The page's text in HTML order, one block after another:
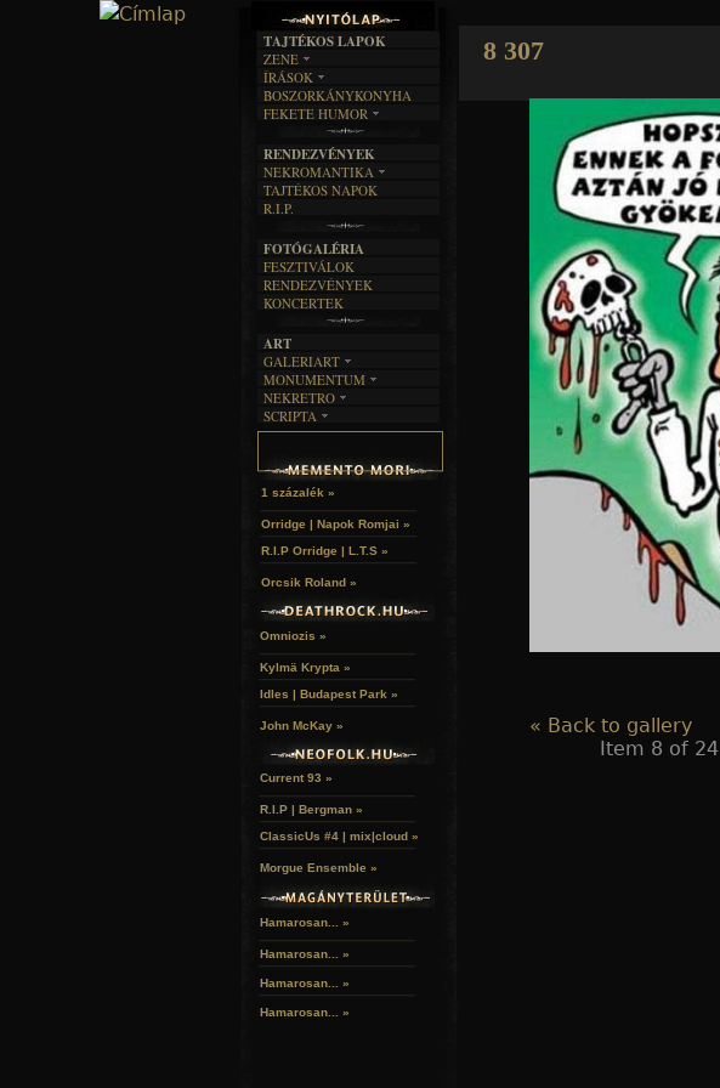
8 307
« Back to gallery
Item 8 of 24
TAJTÉKOS LAPOK
ZENE
EGYÜTTESEK
INTERJÚK
FORDÍTÁSOK
DALSZÖVEGEK
ÍRÁSOK
IRODALOM
FILM
MŰVÉSZET
ÍRÁSTÖRTÉNET
BOSZORKÁNYKONYHA
FEKETE HUMOR
SZÖVEGES
RENDEZVÉNYEK
NEKROMANTIKA
AKTUÁLIS
A MÚLT
TAJTÉKOS NAPOK
R.I.P.
FOTÓGALÉRIA
FESZTIVÁLOK
RENDEZVÉNYEK
KONCERTEK
ART
GALERIART
ARTGALERI
KÉPREGÉNYEK
LAKÁSKULTS
MONUMENTUM
TEMETŐK
TEMPLOMOK
HELYEK
NEKRETRO
SZUBKULT
RELIKVIÁK
SCRIPTA
NOVELLÁK
HALÁLTÁNC
1 százalék »
Orridge | Napok Romjai »
R.I.P Orridge | L.T.S »
Orcsik Roland »
Omniozis »
Kylmä Krypta »
Idles | Budapest Park »
John McKay »
Current 93 »
R.I.P | Bergman »
ClassicUs #4 | mix|cloud »
Morgue Ensemble »
Hamarosan... »
Hamarosan... »
Hamarosan... »
Hamarosan... »